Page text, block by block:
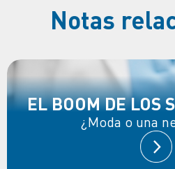
Notas
EL BOOM DE LOS
¿Moda o una